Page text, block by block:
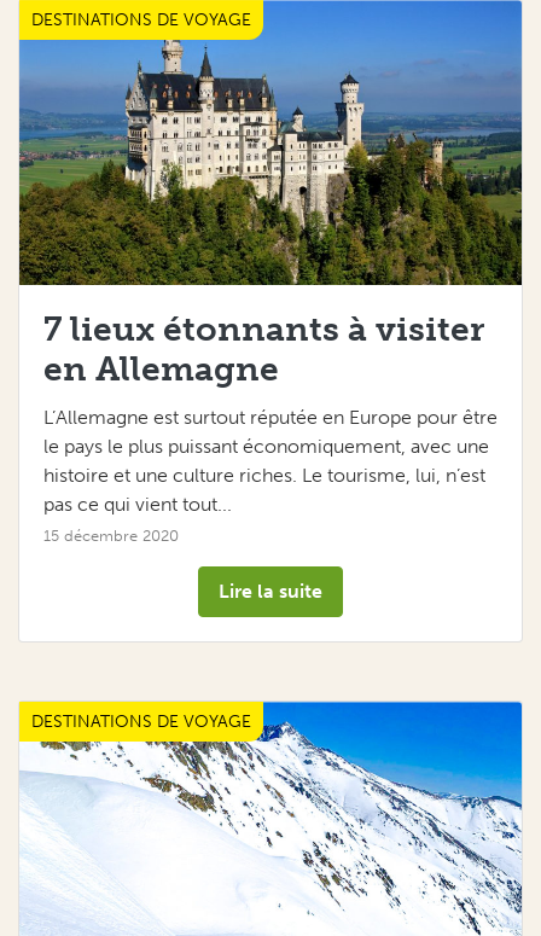
DESTINATIONS DE VOYAGE
7 lieux étonnants à visiter
en Allemagne
L’Allemagne est surtout réputée en Europe pour être
le pays le plus puissant économiquement, avec une
histoire et une culture riches. Le tourisme, lui, n’est
pas ce qui vient tout...
15 décembre 2020
Lire la suite
DESTINATIONS DE VOYAGE